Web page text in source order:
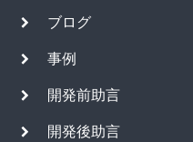
ブログ
事例
開発前助言
開発後助言